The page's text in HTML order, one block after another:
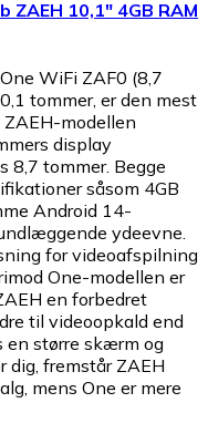
ZAEH 10,1" 4GB RAM
WiFi ZAF0 (8,7
tommer, er den mest
modellen
display
8,7 tommer. Begge
såsom 4GB
Android 14-
ydeevne.
for videoafspilning
One-modellen er
en forbedret
til videoopkald end
en større skærm og
dig, fremstår ZAEH
mens One er mere